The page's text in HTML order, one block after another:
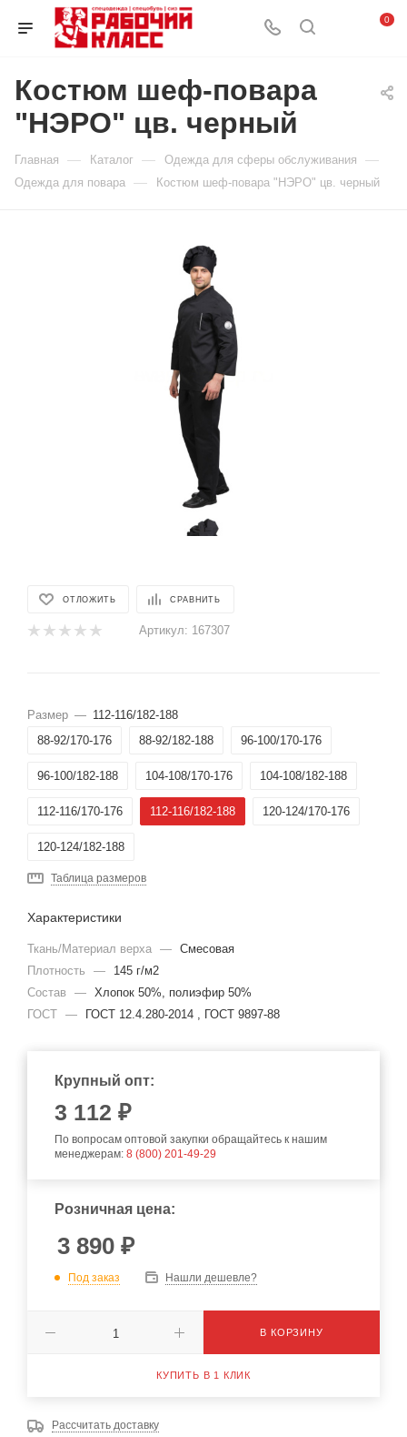
0
Костюм шеф-повара
"НЭРО" цв. черный
Главная — Каталог — Одежда для сферы обслуживания —
Одежда для повара — Костюм шеф-повара "НЭРО" цв. черный
ОТЛОЖИТЬ СРАВНИТЬ
Артикул: 167307
Размер — 112-116/182-188
88-92/170-176
88-92/182-188 96-100/170-176
96-100/182-188 104-108/170-176 104-108/182-188
112-116/170-176 112-116/182-188 120-124/170-176
120-124/182-188
Таблица размеров
Характеристики
Ткань/Материал верха — Смесовая
Плотность
—
145 г/м2
Состав
— Хлопок 50%, полиэфир 50%
ГОСТ — ГОСТ 12.4.280-2014 , ГОСТ 9897-88
Крупный опт:
3 112 ₽
По вопросам оптовой закупки обращайтесь к нашим
менеджерам: 8 (800) 201-49-29
Розничная цена:
3 890 ₽
Под заказ Нашли дешевле?
В КОРЗИНУ
КУПИТЬ В 1 КЛИК
Рассчитать доставку